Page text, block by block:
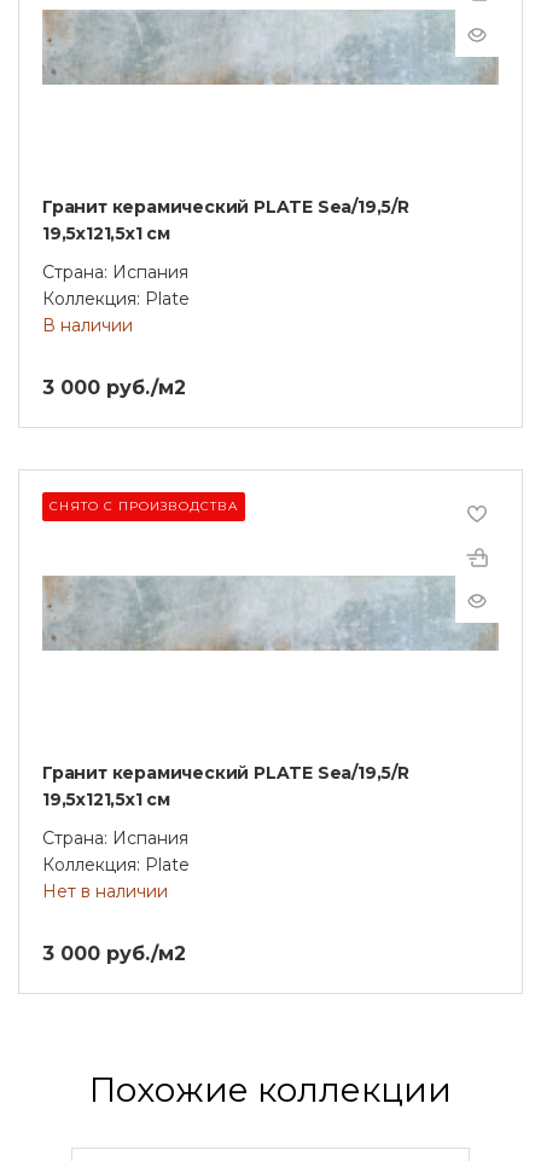
Гранит керамический PLATE Sea/19,5/R
19,5х121,5x1 см
Страна: Испания
Коллекция: Plate
В наличии
3 000 руб./м2
СНЯТО С ПРОИЗВОДСТВА
Гранит керамический PLATE Sea/19,5/R
19,5х121,5x1 см
Страна: Испания
Коллекция: Plate
Нет в наличии
3 000 руб./м2
Похожие коллекции